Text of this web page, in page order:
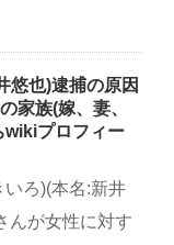
悠也)逮捕の原因
家族(嫁、妻、
wikiプロフィー
ろ)(本名:新井
んが女性に対す